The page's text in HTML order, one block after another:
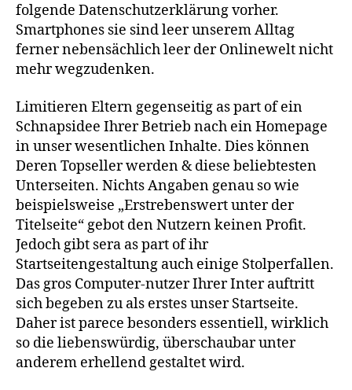
folgende Datenschutzerklärung vorher.
Smartphones sie sind leer unserem Alltag
ferner nebensächlich leer der Onlinewelt nicht
mehr wegzudenken.
Limitieren Eltern gegenseitig as part of ein
Schnapsidee Ihrer Betrieb nach ein Homepage
in unser wesentlichen Inhalte. Dies können
Deren Topseller werden & diese beliebtesten
Unterseiten. Nichts Angaben genau so wie
beispielsweise „Erstrebenswert unter der
Titelseite“ gebot den Nutzern keinen Profit.
Jedoch gibt sera as part of ihr
Startseitengestaltung auch einige Stolperfallen.
Das gros Computer-nutzer Ihrer Inter auftritt
sich begeben zu als erstes unser Startseite.
Daher ist parece besonders essentiell, wirklich
so die liebenswürdig, überschaubar unter
anderem erhellend gestaltet wird.